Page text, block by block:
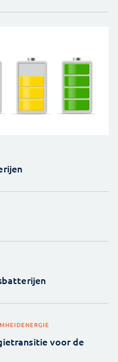
ENERGIE
voor de